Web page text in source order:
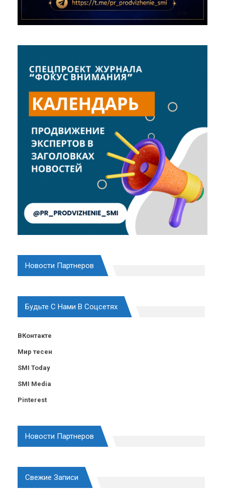
Новости Партнеров
Будьте С Нами В Соцсетях
ВКонтакте
Мир тесен
SMI Today
SMI Media
Pinterest
Новости Партнеров
Свежие Записи